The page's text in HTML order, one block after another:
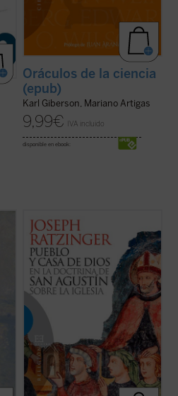
Oráculos de la ciencia
(epub)
Karl Giberson, Mariano Artigas
9,99€ IVA incluido
disponible en ebook:
El concepto de pueblo de Dios en la
eclesiología de Agustín de Hipona es el
concepto central de este libro, redactado
como tesis doctoral por Joseph Ratzinger
y que supuso su brillante entrada en el
mundo de la investigación teológica. En ...
(ver ficha)